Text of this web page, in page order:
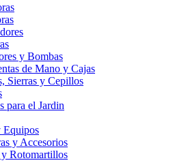
y Bombas
de Mano y Cajas
Sierras y Cepillos
para el Jardin
Equipos
y Accesorios
y Rotomartillos